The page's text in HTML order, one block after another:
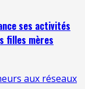
ses activités
filles mères
aux réseaux